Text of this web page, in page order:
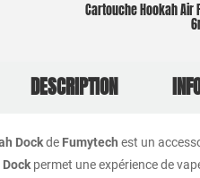
Cartouche Hookah Air
DESCRIPTION
Dockde Fumytech est un
Dock permet une expérience de